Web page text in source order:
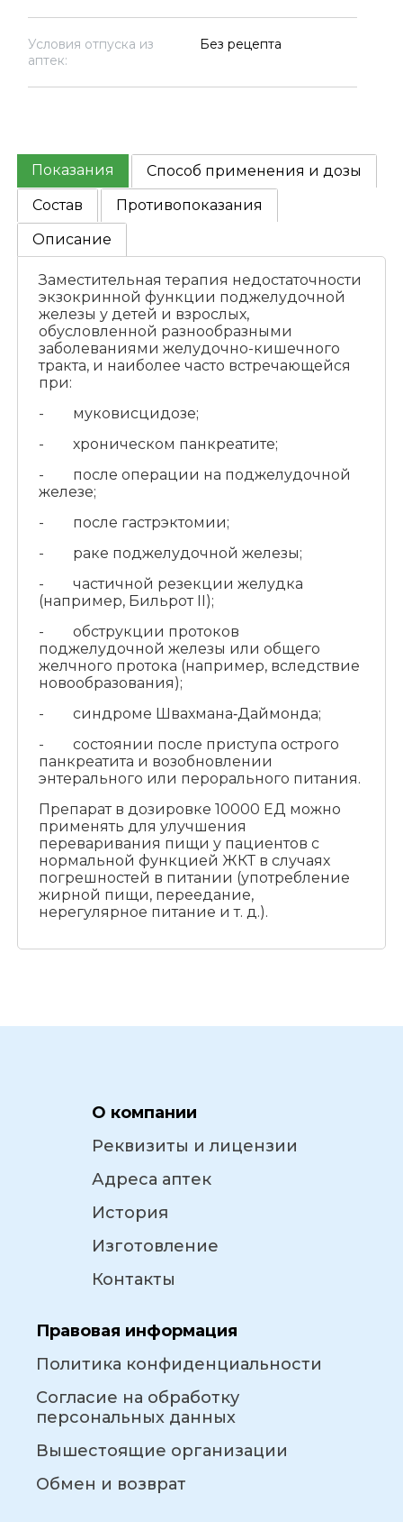
Условия отпуска из
аптек:
Без рецепта
Показания
Способ применения и дозы
Состав
Противопоказания
Описание
Заместительная терапия недостаточности
экзокринной функции поджелудочной
железы у детей и взрослых,
обусловленной разнообразными
заболеваниями желудочно-кишечного
тракта, и наиболее часто встречающейся
при:
- муковисцидозе;
- хроническом панкреатите;
- после операции на поджелудочной
железе;
- после гастрэктомии;
- раке поджелудочной железы;
- частичной резекции желудка
(например, Бильрот II);
- обструкции протоков
поджелудочной железы или общего
желчного протока (например, вследствие
новообразования);
- синдроме Швахмана‑Даймонда;
- состоянии после приступа острого
панкреатита и возобновлении
энтерального или перорального питания.
Препарат в дозировке 10000 ЕД можно
применять для улучшения
переваривания пищи у пациентов с
нормальной функцией ЖКТ в случаях
погрешностей в питании (употребление
жирной пищи, переедание,
нерегулярное питание и т. д.).
О компании
Реквизиты и лицензии
Адреса аптек
История
Изготовление
Контакты
Правовая информация
Политика конфиденциальности
Согласие на обработку
персональных данных
Вышестоящие организации
Обмен и возврат